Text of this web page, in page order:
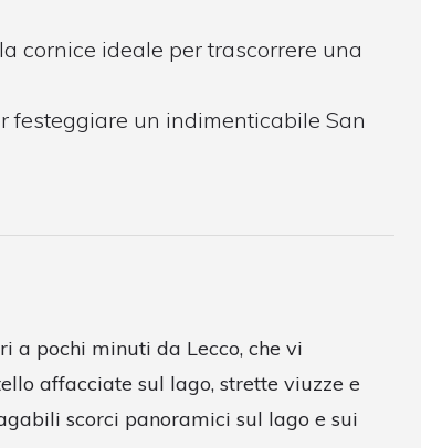
cornice ideale per trascorrere una
festeggiare un indimenticabile San
a pochi minuti da Lecco, che vi
affacciate sul lago, strette viuzze e
scorci panoramici sul lago e sui